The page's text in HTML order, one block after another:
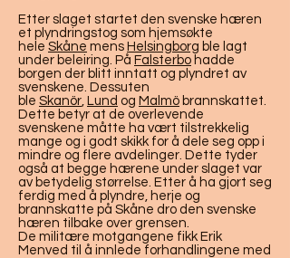
Etter slaget startet den svenske hæren
et plyndringstog som hjemsøkte
hele Skåne mens Helsingborg ble lagt
under beleiring. På Falsterbo hadde
borgen der blitt inntatt og plyndret av
svenskene. Dessuten
ble Skanör, Lund og Malmö brannskattet.
Dette betyr at de overlevende
svenskene måtte ha vært tilstrekkelig
mange og i godt skikk for å dele seg opp i
mindre og flere avdelinger. Dette tyder
også at begge hærene under slaget var
av betydelig størrelse. Etter å ha gjort seg
ferdig med å plyndre, herje og
brannskatte på Skåne dro den svenske
hæren tilbake over grensen.
De militære motgangene fikk Erik
Menved til å innlede forhandlingene med